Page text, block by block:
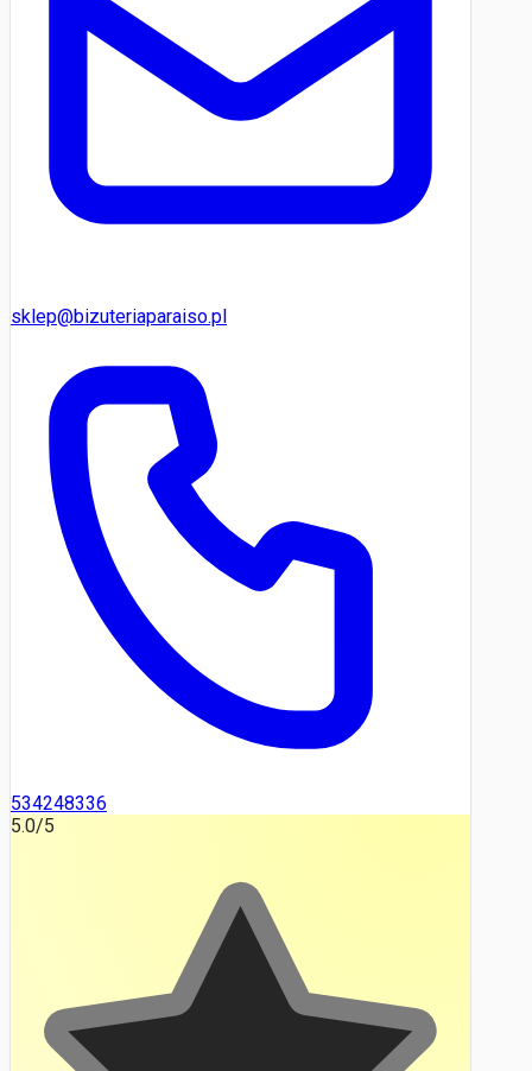
sklep@bizuteriaparaiso.pl
534248336
5.0/5